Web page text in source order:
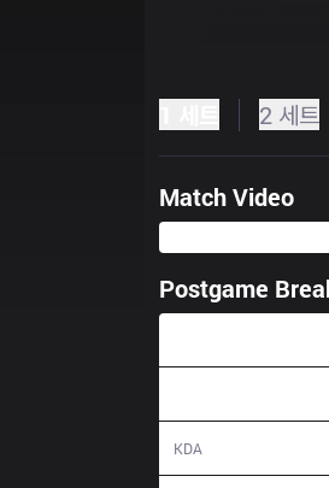
2 세트
Match Video
Postgame
KDA